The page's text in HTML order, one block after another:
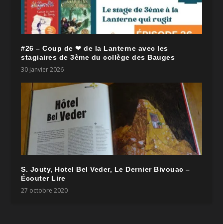
#26 – Coup de ❤ de la Lanterne avec les
stagiaires de 3ème du collège des Bauges
30 janvier 2026
S. Jouty, Hotel Bel Veder, Le Dernier Bivouac –
Écouter Lire
27 octobre 2020